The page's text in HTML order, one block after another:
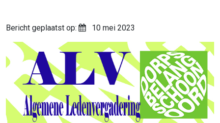
Bericht geplaatst op: 10 mei 2023